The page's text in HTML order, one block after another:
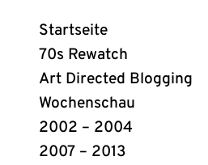
Webring
Links
Startseite
70s Rewatch
Art Directed Blogging
Wochenschau
2002 – 2004
2007 – 2013